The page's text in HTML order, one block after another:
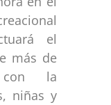
el
más de
la
niñas y